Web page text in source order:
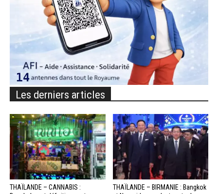
Les derniers articles
THAÏLANDE – CANNABIS :
THAÏLANDE – BIRMANIE : Bangkok